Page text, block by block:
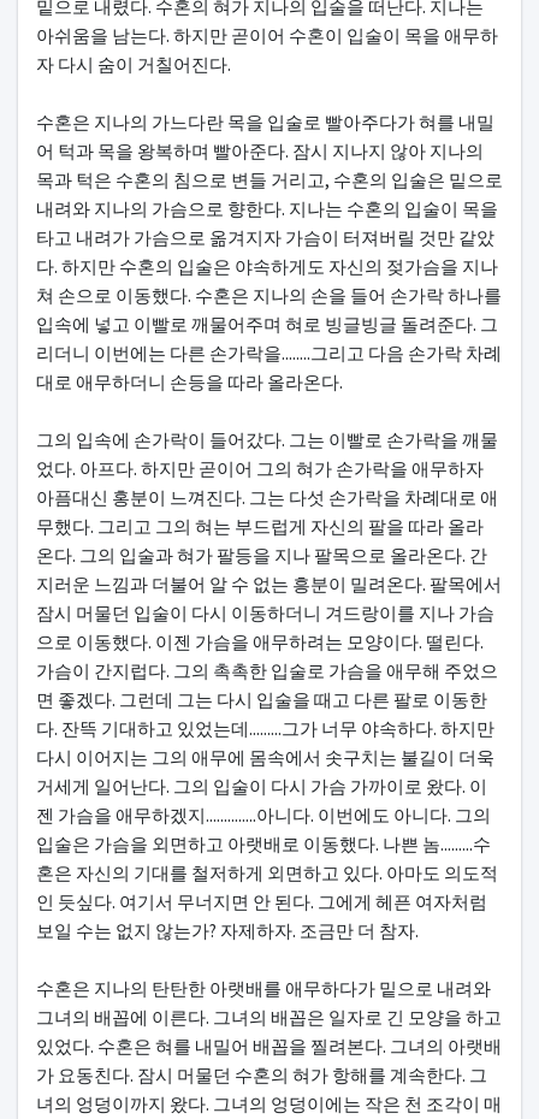
밑으로 내렸다. 수혼의 혀가 지나의 입술을 떠난다. 지나는
아쉬움을 남는다. 하지만 곧이어 수혼이 입술이 목을 애무하
자 다시 숨이 거칠어진다.
수혼은 지나의 가느다란 목을 입술로 빨아주다가 혀를 내밀
어 턱과 목을 왕복하며 빨아준다. 잠시 지나지 않아 지나의
목과 턱은 수혼의 침으로 변들 거리고, 수혼의 입술은 밑으로
내려와 지나의 가슴으로 향한다. 지나는 수혼의 입술이 목을
타고 내려가 가슴으로 옮겨지자 가슴이 터져버릴 것만 같았
다. 하지만 수혼의 입술은 야속하게도 자신의 젖가슴을 지나
쳐 손으로 이동했다. 수혼은 지나의 손을 들어 손가락 하나를
입속에 넣고 이빨로 깨물어주며 혀로 빙글빙글 돌려준다. 그
리더니 이번에는 다른 손가락을........그리고 다음 손가락 차례
대로 애무하더니 손등을 따라 올라온다.
그의 입속에 손가락이 들어갔다. 그는 이빨로 손가락을 깨물
었다. 아프다. 하지만 곧이어 그의 혀가 손가락을 애무하자
아픔대신 홍분이 느껴진다. 그는 다섯 손가락을 차례대로 애
무했다. 그리고 그의 혀는 부드럽게 자신의 팔을 따라 올라
온다. 그의 입술과 혀가 팔등을 지나 팔목으로 올라온다. 간
지러운 느낌과 더불어 알 수 없는 흥분이 밀려온다. 팔목에서
잠시 머물던 입술이 다시 이동하더니 겨드랑이를 지나 가슴
으로 이동했다. 이젠 가슴을 애무하려는 모양이다. 떨린다.
가슴이 간지럽다. 그의 촉촉한 입술로 가슴을 애무해 주었으
면 좋겠다. 그런데 그는 다시 입술을 때고 다른 팔로 이동한
다. 잔뜩 기대하고 있었는데.........그가 너무 야속하다. 하지만
다시 이어지는 그의 애무에 몸속에서 솟구치는 불길이 더욱
거세게 일어난다. 그의 입술이 다시 가슴 가까이로 왔다. 이
젠 가슴을 애무하겠지..............아니다. 이번에도 아니다. 그의
입술은 가슴을 외면하고 아랫배로 이동했다. 나쁜 놈.........수
혼은 자신의 기대를 철저하게 외면하고 있다. 아마도 의도적
인 듯싶다. 여기서 무너지면 안 된다. 그에게 헤픈 여자처럼
보일 수는 없지 않는가? 자제하자. 조금만 더 참자.
수혼은 지나의 탄탄한 아랫배를 애무하다가 밑으로 내려와
그녀의 배꼽에 이른다. 그녀의 배꼽은 일자로 긴 모양을 하고
있었다. 수혼은 혀를 내밀어 배꼽을 찔려본다. 그녀의 아랫배
가 요동친다. 잠시 머물던 수혼의 혀가 항해를 계속한다. 그
녀의 엉덩이까지 왔다. 그녀의 엉덩이에는 작은 천 조각이 매